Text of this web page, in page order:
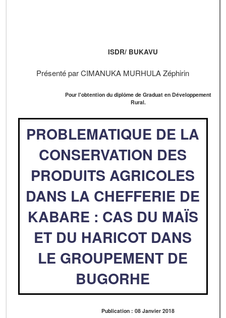
ISDR/ BUKAVU
Présenté par CIMANUKA MURHULA Zéphirin
Pour l'obtention du diplôme de Graduat en Développement
Rural.
PROBLEMATIQUE DE LA
CONSERVATION DES
PRODUITS AGRICOLES
DANS LA CHEFFERIE DE
KABARE : CAS DU MAÏS
ET DU HARICOT DANS
LE GROUPEMENT DE
BUGORHE
Publication : 08 Janvier 2018